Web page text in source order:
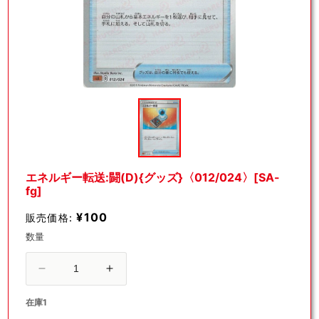
ィ
ア
を
開
く
エネルギー転送:闘(D){グッズ}〈012/024〉[SA-
fg]
販売価格: ¥100
数量
ル
エ
在庫1